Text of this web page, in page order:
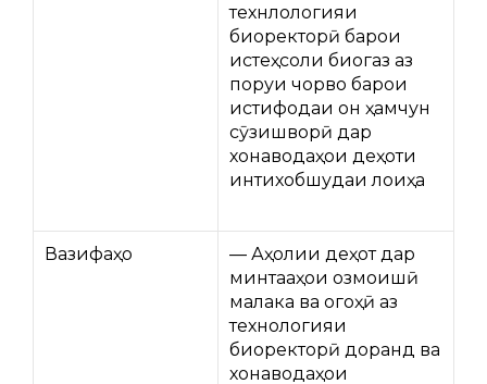
технлологияи
биоректорӣ барои
истеҳсоли биогаз аз
поруи чорво барои
истифодаи он ҳамчун
сӯзишворӣ дар
хонаводаҳои деҳоти
интихобшудаи лоиҳа
Вазифаҳо
— Аҳолии деҳот дар
минтақаҳои озмоишӣ
малака ва огоҳӣ аз
технологияи
биоректорӣ доранд ва
хонаводаҳои